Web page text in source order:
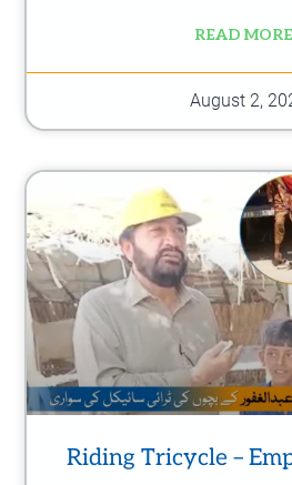
READ
August 2,
Riding Tricycle –